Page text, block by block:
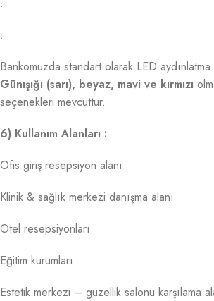
.
Bankomuzda standart olarak LED aydınlatma
Günışığı (sarı), beyaz, mavi ve kırmızı
seçenekleri mevcuttur.
6) Kullanım Alanları :
Ofis giriş resepsiyon alanı
Klinik & sağlık merkezi danışma alanı
Otel resepsiyonları
Eğitim kurumları
Estetik merkezi – güzellik salonu karşılama